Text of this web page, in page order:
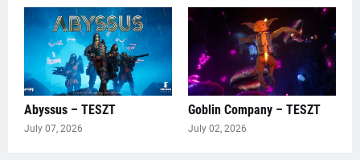
Abyssus – TESZT
July 07, 2026
Goblin Company – TESZT
July 02, 2026